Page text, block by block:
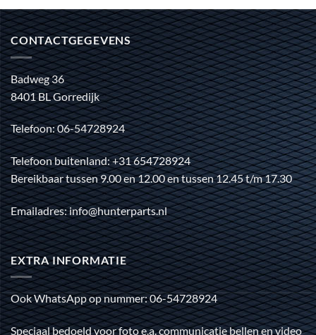
CONTACTGEGEVENS
Badweg 36
8401 BL Gorredijk
Telefoon: 06-54728924
Telefoon buitenland: +31 654728924
Bereikbaar tussen 9.00 en 12.00 en tussen 12.45 t/m 17.30
Emailadres: info@hunterparts.nl
EXTRA INFORMATIE
Ook WhatsApp op nummer: 06-54728924
Speciaal bedoeld voor foto e.a. communicatie bellen en video